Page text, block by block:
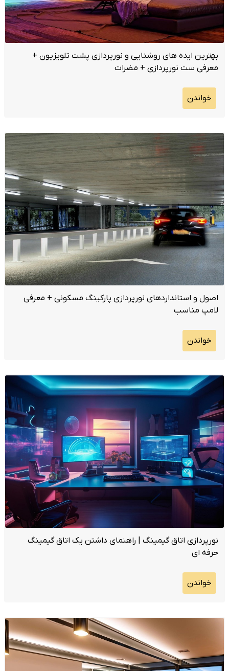
بهترین ایده های روشنایی و نورپردازی پشت تلویزیون +
معرفی ست نورپردازی + مضرات
خواندن
اصول و استانداردهای نورپردازی پارکینگ مسکونی + معرفی
لامپ مناسب
خواندن
نورپردازی اتاق گیمینگ | راهنمای داشتن یک اتاق گیمینگ
حرفه ای
خواندن